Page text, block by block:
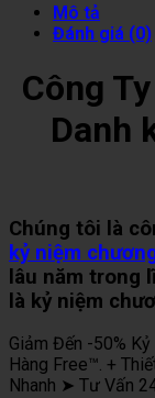
Mô tả
Đánh giá (0)
Công
Danh
Chúng tôi là
kỷ niệm
lâu năm trong
là kỷ niệm
Giảm Đến -50% Kỷ
Hàng Free™. +
Nhanh ➤ Tư Vấn